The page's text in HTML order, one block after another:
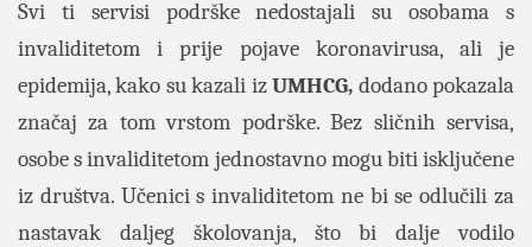
Svi ti servisi podrške nedostajali su osobama s
invaliditetom i prije pojave koronavirusa, ali je
epidemija, kako su kazali izUMHCG, dodano pokazala
značaj za tom vrstom podrške. Bez sličnih servisa,
osobe s invaliditetom jednostavno mogu biti isključene
iz društva. Učenici s invaliditetom ne bi se odlučili za
nastavak daljeg školovanja, što bi dalje vodilo